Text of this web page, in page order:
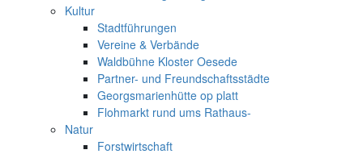
Kultur
Stadtführungen
Vereine & Verbände
Waldbühne Kloster Oesede
Partner- und Freundschaftsstädte
Georgsmarienhütte op platt
Flohmarkt rund ums Rathaus-
Natur
Forstwirtschaft